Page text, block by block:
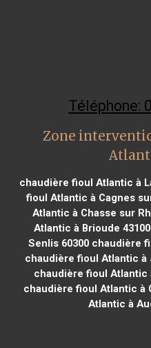
Téléphone:
Zone
chaudière fioul Atlantic à
fioul Atlantic à Cagnes
Atlantic à Chasse sur
Atlantic à Brioude 43100
Senlis 60300 chaudière
chaudière fioul Atlantic à
chaudière fioul Atlantic
chaudière fioul Atlantic à
Atlantic à